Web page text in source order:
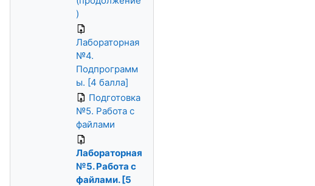
)
Лабораторная
№4.
Подпрограмм
ы. [4 балла]
Подготовка
№5. Работа с
файлами
Лабораторная
№5. Работа с
файлами. [5